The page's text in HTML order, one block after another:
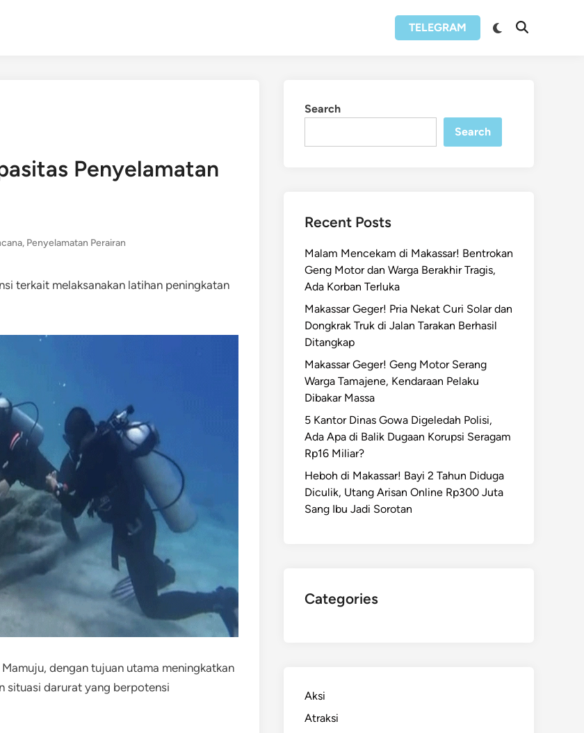
TELEGRAM
Switch
Open
Penyelamatan
, Penyelamatan Perairan
terkait melaksanakan latihan peningkatan
dengan tujuan utama meningkatkan
situasi darurat yang berpotensi
Search
Search
Recent Posts
Malam Mencekam di Makassar! Bentrokan
Geng Motor dan Warga Berakhir Tragis,
Ada Korban Terluka
Makassar Geger! Pria Nekat Curi Solar dan
Dongkrak Truk di Jalan Tarakan Berhasil
Ditangkap
Makassar Geger! Geng Motor Serang
Warga Tamajene, Kendaraan Pelaku
Dibakar Massa
5 Kantor Dinas Gowa Digeledah Polisi,
Ada Apa di Balik Dugaan Korupsi Seragam
Rp16 Miliar?
Heboh di Makassar! Bayi 2 Tahun Diduga
Diculik, Utang Arisan Online Rp300 Juta
Sang Ibu Jadi Sorotan
Categories
Aksi
Atraksi